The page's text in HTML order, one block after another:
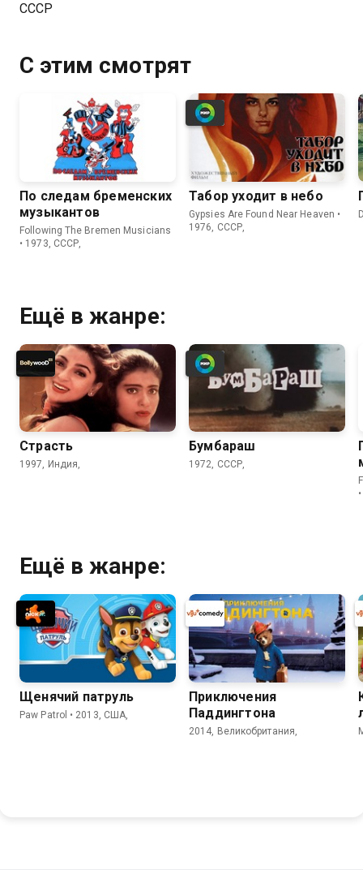
СССР
С этим смотрят
По следам бременских
музыкантов
Following The Bremen Musicians
• 1973, СССР,
Табор уходит в небо
Gypsies Are Found Near Heaven •
1976, СССР,
Ещё в жанре:
Страсть
1997, Индия,
Бумбараш
1972, СССР,
Ещё в жанре:
Щенячий патруль
Paw Patrol • 2013, США,
Приключения
Паддингтона
2014, Великобритания,